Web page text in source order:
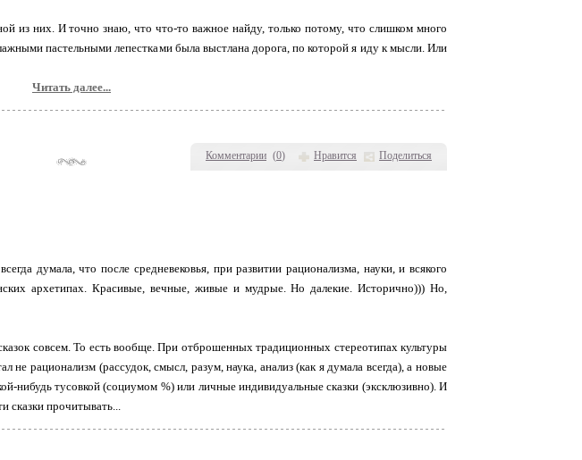
Комментарии (0) Нравится Поделиться
из них. И точно знаю, что что-то важное найду, только потому, что слишком много
пастельными лепестками была выстлана дорога, по которой я иду к мысли. Или
Читать далее...
думала, что после средневековья, при развитии рационализма, науки, и всякого
архетипах. Красивые, вечные, живые и мудрые. Но далекие. Исторично))) Но,
совсем. То есть вообще. При отброшенных традиционных стереотипах культуры
не рационализм (рассудок, смысл, разум, наука, анализ (как я думала всегда), а новые
нибудь тусовкой (социумом %) или личные индивидуальные сказки (эксклюзивно). И
сказки прочитывать...